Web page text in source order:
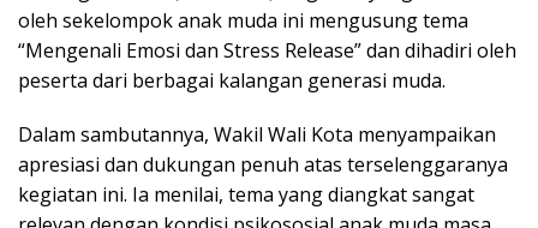
oleh sekelompok anak muda ini mengusung tema
“Mengenali Emosi dan Stress Release” dan dihadiri oleh
peserta dari berbagai kalangan generasi muda.
Dalam sambutannya, Wakil Wali Kota menyampaikan
apresiasi dan dukungan penuh atas terselenggaranya
kegiatan ini. Ia menilai, tema yang diangkat sangat